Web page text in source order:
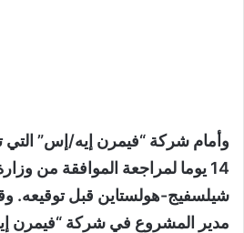
وأمام شركة “فيمرن إيه/إس” التي
14 يوما لمراجعة الموافقة من
شيلسفيج-هولستاين قبل توقيعه.
مدير المشروع في شركة “فيمرن